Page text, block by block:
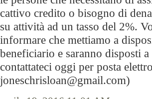
cattivo credito o bisogno di
su attività ad un tasso del 2%.
informare che mettiamo a
beneficiario e saranno disposti
contattateci oggi per posta
joneschrisloan@gmail.com)